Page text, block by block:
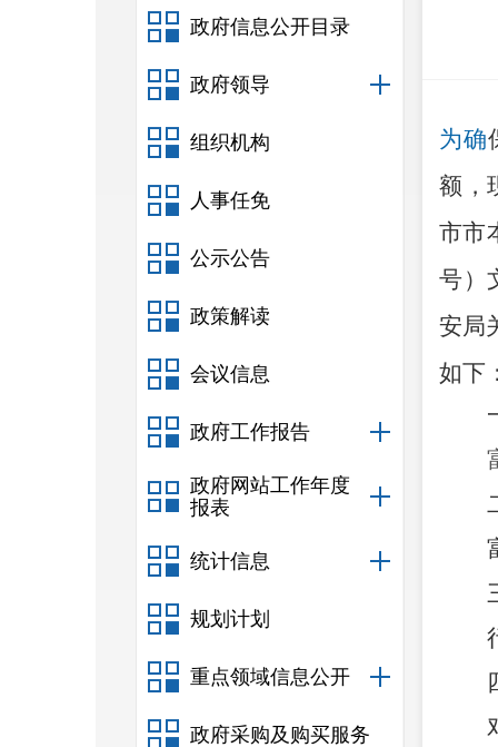
政府信息公开目录
政府领导
组织机构
人事任免
公示公告
政策解读
会议信息
政府工作报告
政府网站工作年度
报表
统计信息
规划计划
重点领域信息公开
政府采购及购买服务
为确
额，
市市
号）
安局
如下